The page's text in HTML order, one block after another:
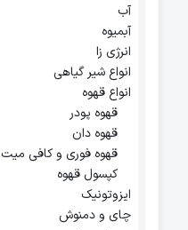
آب
آبمیوه
انرژی زا
انواع شیر گیاهی
انواع قهوه
قهوه پودر
قهوه دان
قهوه فوری و کافی میت
کپسول قهوه
ایزوتونیک
چای و دمنوش